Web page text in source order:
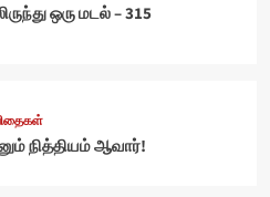
ஒரு மடல் – 315
நித்தியம் ஆவார்!